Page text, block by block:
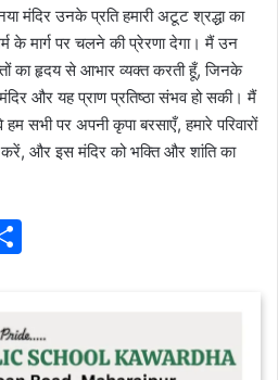
मंदिर उनके प्रति हमारी अटूट श्रद्धा का
के मार्ग पर चलने की प्रेरणा देगा। मैं उन
का हृदय से आभार व्यक्त करती हूँ, जिनके
और यह प्राण प्रतिष्ठा संभव हो सकी। मैं
सभी पर अपनी कृपा बरसाएँ, हमारे परिवारों
और इस मंदिर को भक्ति और शांति का
e